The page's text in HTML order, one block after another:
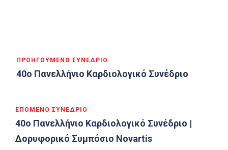
άρθρων
ΠΡΟΗΓΟΎΜΕΝΟ ΣΥΝΈΔΡΙΟ
40ο Πανελλήνιο Καρδιολογικό Συνέδριο
ΕΠΌΜΕΝΟ ΣΥΝΈΔΡΙΟ
40ο Πανελλήνιο Καρδιολογικό Συνέδριο |
Δορυφορικό Συμπόσιο Novartis